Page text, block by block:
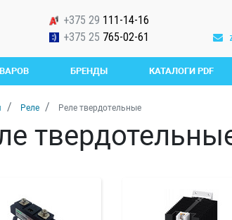
+375 29 111-14-16
+375 25 765-02-61
БРЕНДЫ КАТАЛОГИ PDF
Реле Реле твердотельные